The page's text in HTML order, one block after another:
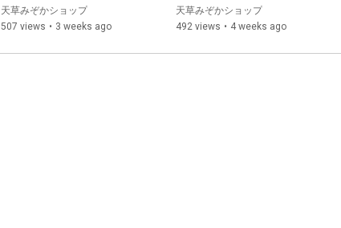
天草みぞかショップ
507 views • 3 weeks ago
天草みぞかショップ
492 views • 4 weeks ago